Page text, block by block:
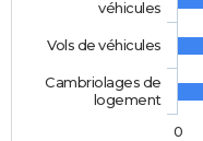
véhicules
Vols de véhicules
Cambriolages de
logement
0